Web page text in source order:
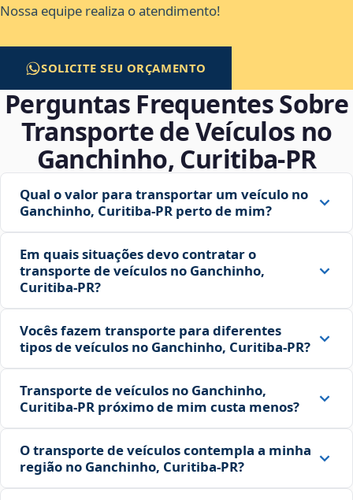
Nossa equipe realiza o atendimento!
SOLICITE SEU ORÇAMENTO
Perguntas Frequentes Sobre
Transporte de Veículos no
Ganchinho, Curitiba‑PR
Qual o valor para transportar um veículo no
Ganchinho, Curitiba‑PR perto de mim?
Em quais situações devo contratar o
transporte de veículos no Ganchinho,
Curitiba‑PR?
Vocês fazem transporte para diferentes
tipos de veículos no Ganchinho, Curitiba‑PR?
Transporte de veículos no Ganchinho,
Curitiba‑PR próximo de mim custa menos?
O transporte de veículos contempla a minha
região no Ganchinho, Curitiba‑PR?